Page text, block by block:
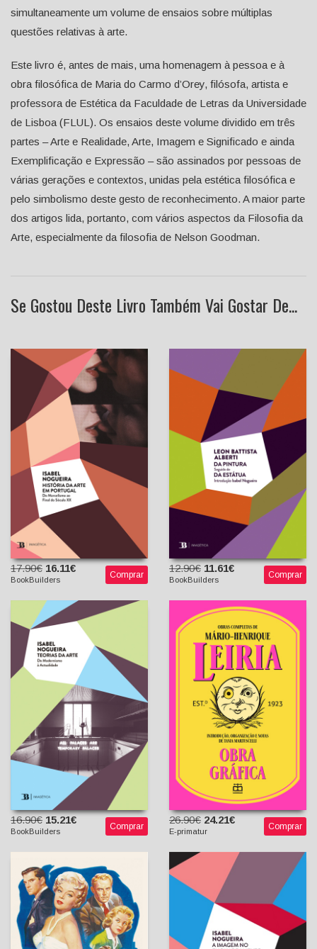
simultaneamente um volume de ensaios sobre múltiplas
questões relativas à arte.
Este livro é, antes de mais, uma homenagem à pessoa e à
obra filosófica de Maria do Carmo d’Orey, filósofa, artista e
professora de Estética da Faculdade de Letras da Universidade
de Lisboa (FLUL). Os ensaios deste volume dividido em três
partes – Arte e Realidade, Arte, Imagem e Significado e ainda
Exemplificação e Expressão – são assinados por pessoas de
várias gerações e contextos, unidas pela estética filosófica e
pelo simbolismo deste gesto de reconhecimento. A maior parte
dos artigos lida, portanto, com vários aspectos da Filosofia da
Arte, especialmente da filosofia de Nelson Goodman.
Se Gostou Deste Livro Também Vai Gostar De...
História da Arte em
Portugal: do Marcelismo ao
Final do Século XX
Isabel Nogueira
17.90€ 16.11€
BookBuilders Comprar
Da Pintura (seguido de) Da
Leon Battista Alberti
Isabel Nogueira
(Introdução)
12.90€ 11.61€
BookBuilders Comprar
Teorias da Arte - Do
Modernismo à Actualidade
Isabel Nogueira
16.90€ 15.21€
BookBuilders Comprar
Obra Gráfica - Obras
Completas IV
Mário-Henrique Leiria
Tania Martuscelli (Introd.
e org.)
26.90€ 24.21€
E-primatur Comprar
Imitações da Vida –
Cinema Clássico
Americano
José Bértolo (org.)
Fernando Guerreiro (org.)
A Imagem no
Enquadramento do Desejo
- Transitividade em
Pintura, Fotografia e
Cinema